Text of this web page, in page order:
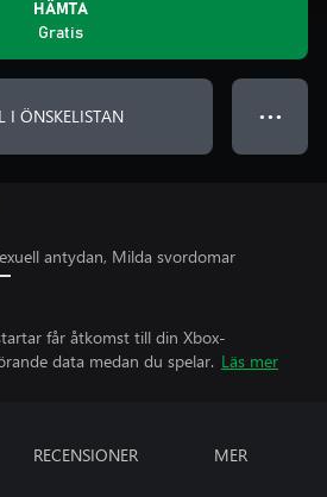
HÄMTA
Gratis
I ÖNSKELISTAN ● ● ●
antydan, Milda svordomar
får åtkomst till din Xbox-
data medan du spelar. Läs mer
RECENSIONER MER